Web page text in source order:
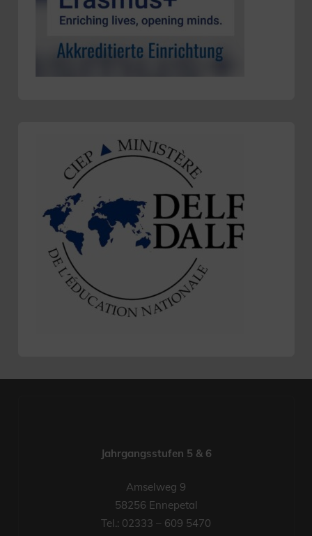
Jahrgangsstufen 5 & 6
Amselweg 9
58256 Ennepetal
Tel.: 02333 – 609 5470